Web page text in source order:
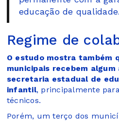
educação de
Regime de
O estudo mostra também
municipais recebem
secretaria estadual de
infantil, principalmente
técnicos.
Porém, um terço dos